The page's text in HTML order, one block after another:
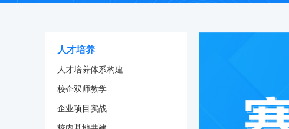
人才培养
人才培养体系构建
校企双师教学
企业项目实战